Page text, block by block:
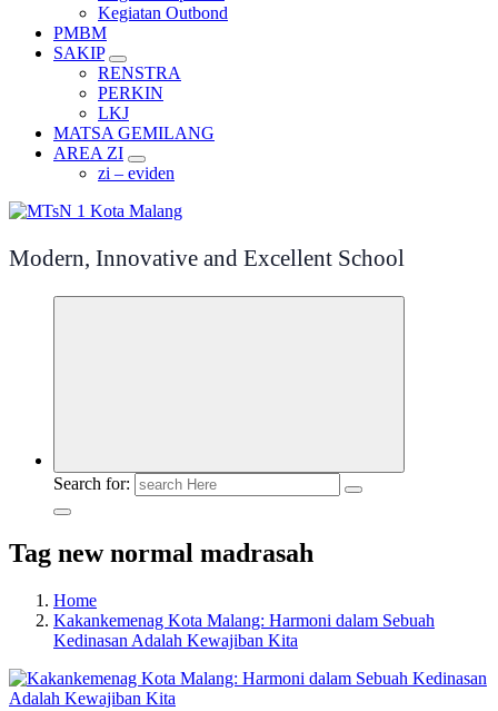
Kegiatan Outbond
PMBM
SAKIP
RENSTRA
PERKIN
LKJ
MATSA GEMILANG
AREA ZI
zi – eviden
Modern, Innovative and Excellent School
Search for:
Tag new normal madrasah
Home
Kakankemenag Kota Malang: Harmoni dalam Sebuah
Kedinasan Adalah Kewajiban Kita